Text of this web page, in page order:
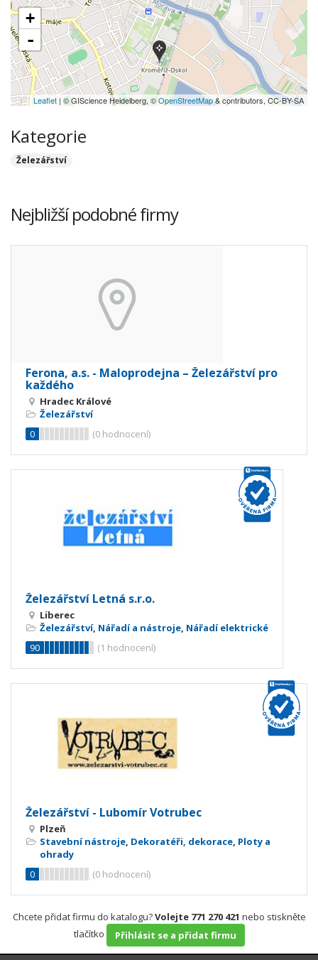
+
-
Leaflet | © GIScience Heidelberg, ©OpenStreetMap& contributors, CC-BY-SA
Kategorie
Železářství
Nejbližší podobné firmy
Ferona, a.s. - Maloprodejna – Železářství pro
každého
Hradec Králové
Železářství
0
(0 hodnocení)
Železářství Letná s.r.o.
Liberec
Železářství, Nářadí a nástroje, Nářadí elektrické
90
(1 hodnocení)
Železářství - Lubomír Votrubec
Plzeň
Stavební nástroje, Dekoratéři, dekorace, Ploty a
ohrady
0
(0 hodnocení)
Chcete přidat firmu do katalogu?Volejte 771 270 421 nebo stiskněte
tlačítko
Přihlásit se a přidat firmu